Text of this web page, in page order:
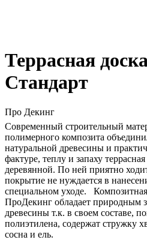
Террасная
Стандарт
Про Декинг
Современный строительный
полимерного композита
натуральной древесины и
фактуре, теплу и запаху
деревянной. По ней приятно
покрытие не нуждается в
специальном уходе. Композитная
ПроДекинг обладает природным
древесины т.к. в своем составе,
полиэтилена, содержат стружку
сосна и ель.